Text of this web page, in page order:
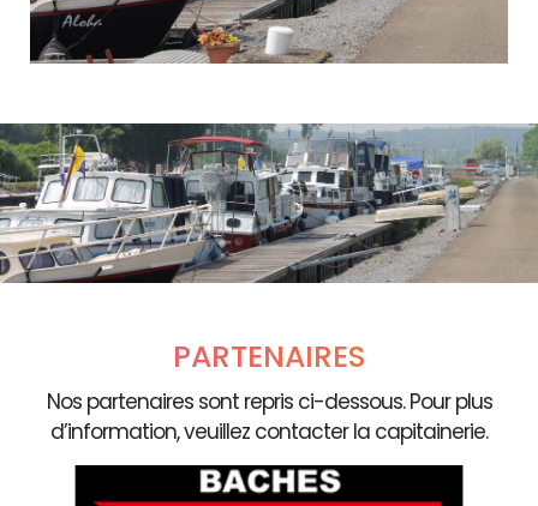
PARTENAIRES
Nos partenaires sont repris ci-dessous. Pour plus
d’information, veuillez contacter la capitainerie.